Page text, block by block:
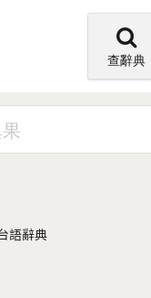
查辭典
語辭典